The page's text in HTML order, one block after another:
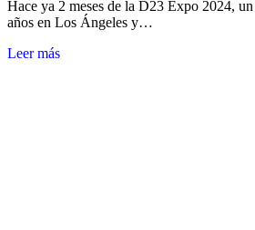
Hace ya 2 meses de la D23 Expo 2024,
años en Los Ángeles y…
Leer más